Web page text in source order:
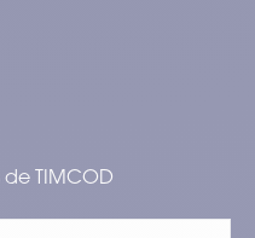
TIMCOD